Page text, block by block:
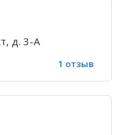
д. 3-А
1 отзыв